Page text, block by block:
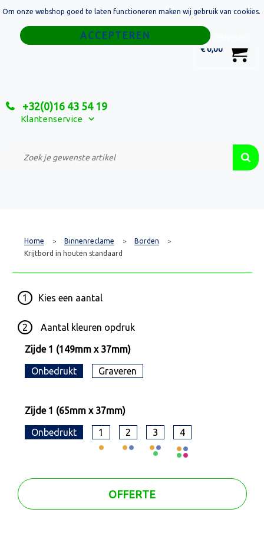
€ 0,00
+32(0)16 43 54 19
Klantenservice
Home
Relatiegeschenken
Custom Made Projecten
Home > Binnenreclame > Borden >
Krijtbord in houten standaard
1 Kies een aantal
2 Aantal kleuren opdruk
Zijde 1 (149mm x 37mm)
Onbedrukt Graveren
Zijde 1 (65mm x 37mm)
Onbedrukt 1 2 3 4
OFFERTE
Om onze webshop goed te laten functioneren maken wij gebruik van cookies.